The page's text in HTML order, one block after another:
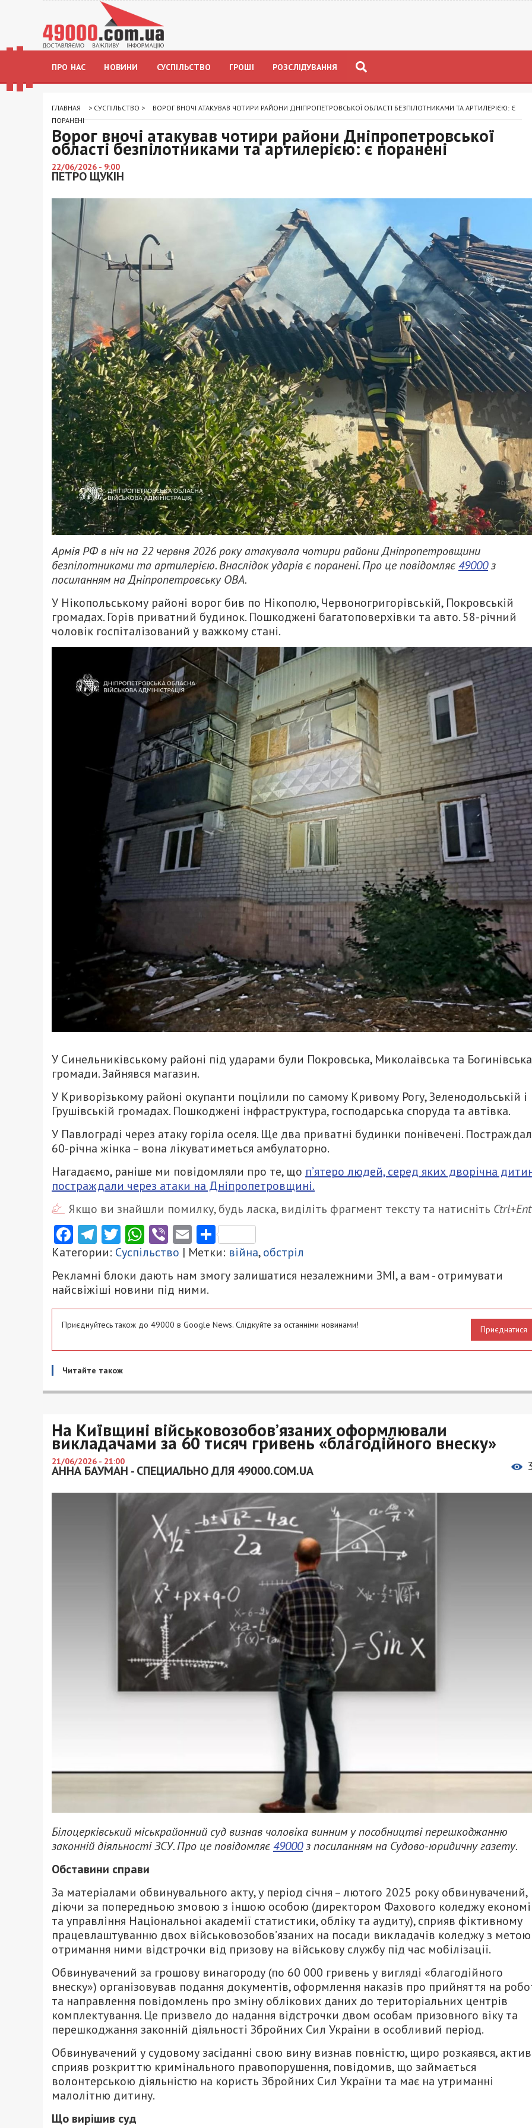
ПРО НАС НОВИНИ СУСПІЛЬСТВО ГРОШІ РОЗСЛІДУВАННЯ
ГЛАВНАЯ > СУСПІЛЬСТВО >
ВОРОГ ВНОЧІ АТАКУВАВ ЧОТИРИ РАЙОНИ ДНІПРОПЕТРОВСЬКОЇ ОБЛАСТІ БЕЗПІЛОТНИКАМИ ТА АРТИЛЕРІЄЮ: Є
ПОРАНЕНІ
Ворог вночі атакував чотири райони Дніпропетровської
області безпілотниками та артилерією: є поранені
22/06/2026 - 9:00
ПЕТРО ЩУКІН
Армія РФ в ніч на 22 червня 2026 року атакувала чотири райони Дніпропетровщини
безпілотниками та артилерією. Внаслідок ударів є поранені. Про це повідомляє49000з
посиланням на Дніпропетровську ОВА.
У Нікопольському районі ворог бив по Нікополю, Червоногригорівській, Покровській
громадах. Горів приватний будинок. Пошкоджені багатоповерхівки та авто. 58-річний
чоловік госпіталізований у важкому стані.
У Синельниківському районі під ударами були Покровська, Миколаївська та Богинівська
громади. Зайнявся магазин.
У Криворізькому районі окупанти поцілили по самому Кривому Рогу, Зеленодольській і
Грушівській громадах. Пошкоджені інфраструктура, господарська споруда та автівка.
У Павлограді через атаку горіла оселя. Ще два приватні будинки понівечені.
60-річна жінка – вона лікуватиметься амбулаторно.
Нагадаємо, раніше ми повідомляли про те, що п’ятеро людей, серед яких дворічна
постраждали через атаки на Дніпропетровщині.
Якщо ви знайшли помилку, будь ласка, виділіть фрагмент тексту та натисніть
Facebook
Telegram
Twitter
WhatsApp
ViberEmailПоділитися
Категории: Суспільство | Метки: війна,обстріл
Рекламні блоки дають нам змогу залишатися незалежними ЗМІ, а вам - отримувати
найсвіжіші новини під ними.
Приєднуйтесь також до 49000 в Google News. Слідкуйте за останніми новинами! Приєднатися
Читайте також
На Київщині військовозобов’язаних оформлювали
викладачами за 60 тисяч гривень «благодійного внеску»
21/06/2026 - 21:00
АННА БАУМАН - СПЕЦИАЛЬНО ДЛЯ 49000.COM.UA
Білоцерківський міськрайонний суд визнав чоловіка винним у пособництві перешкоджанню
законній діяльності ЗСУ. Про це повідомляє49000з посиланням на Судово-юридичну газету.
Обставини справи
За матеріалами обвинувального акту, у період січня – лютого 2025 року обвинувачений,
діючи за попередньою змовою з іншою особою (директором Фахового коледжу
та управління Національної академії статистики, обліку та аудиту), сприяв фіктивному
працевлаштуванню двох військовозобов’язаних на посади викладачів коледжу з метою
отримання ними відстрочки від призову на військову службу під час мобілізації.
Обвинувачений за грошову винагороду (по 60 000 гривень у вигляді «благодійного
внеску») організовував подання документів, оформлення наказів про прийняття на
та направлення повідомлень про зміну облікових даних до територіальних центрів
комплектування. Це призвело до надання відстрочки двом особам призовного віку та
перешкоджання законній діяльності Збройних Сил України в особливий період.
Обвинувачений у судовому засіданні свою вину визнав повністю, щиро розкаявся,
сприяв розкриттю кримінального правопорушення, повідомив, що займається
волонтерською діяльністю на користь Збройних Сил України та має на утриманні
малолітню дитину.
Що вирішив суд